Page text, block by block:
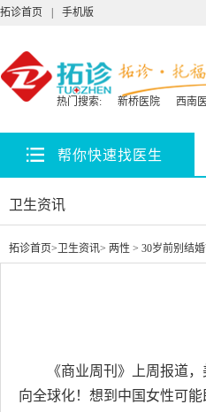
拓诊首页 手机版
热门搜索: 新桥医院 西南
帮你快速找医生
卫生资讯
拓诊首页> 卫生资讯> 两性 > 30岁前别结婚
《商业周刊》上周报道
向全球化！想到中国女性可